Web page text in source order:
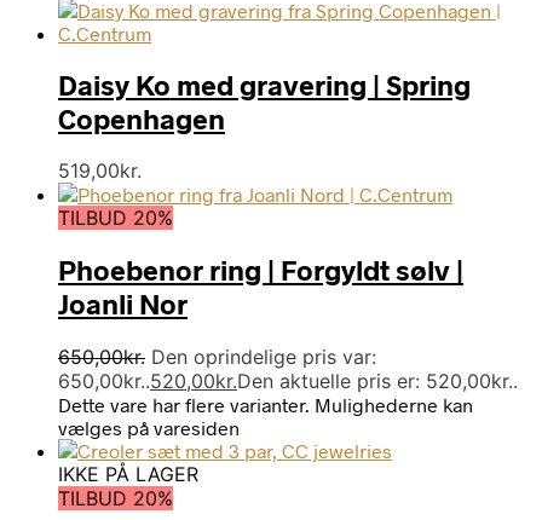
Daisy Ko med gravering | Spring
Copenhagen
519,00kr.
TILBUD 20%
Phoebenor ring | Forgyldt sølv |
Joanli Nor
650,00kr. Den oprindelige pris var:
650,00kr..520,00kr.Den aktuelle pris er: 520,00kr..
Dette vare har flere varianter. Mulighederne kan
vælges på varesiden
IKKE PÅ LAGER
TILBUD 20%